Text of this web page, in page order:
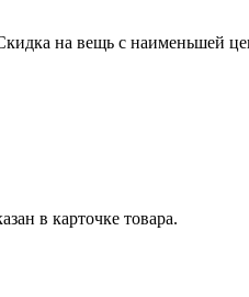
на вещь с наименьшей
в карточке товара.